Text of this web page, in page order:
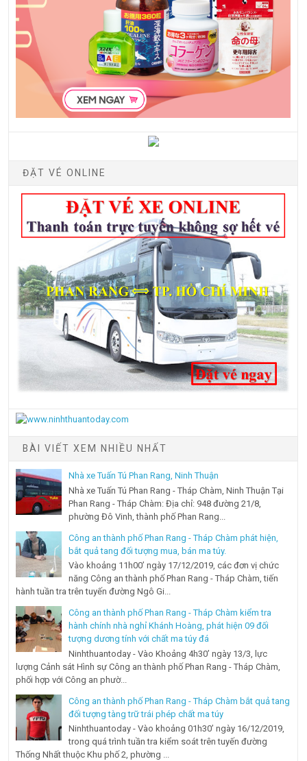
ĐẶT VÉ ONLINE
BÀI VIẾT XEM NHIỀU NHẤT
Nhà xe Tuấn Tú Phan Rang, Ninh Thuận
Nhà xe Tuấn Tú Phan Rang - Tháp Chàm, Ninh Thuận Tại
Phan Rang - Tháp Chàm: Địa chỉ: 948 đường 21/8,
phường Đô Vinh, thành phố Phan Rang...
Công an thành phố Phan Rang - Tháp Chàm phát hiện,
bắt quả tang đối tượng mua, bán ma túy.
Vào khoảng 11h00’ ngày 17/12/2019, các đơn vị chức
năng Công an thành phố Phan Rang - Tháp Chàm, tiến
hành tuần tra trên tuyến đường Ngô Gi...
Công an thành phố Phan Rang - Tháp Chàm kiểm tra
hành chính nhà nghỉ Khánh Hoàng, phát hiện 09 đối
tượng dương tính với chất ma túy đá
Ninhthuantoday - Vào Khoảng 4h30’ ngày 13/3, lực
lượng Cảnh sát Hình sự Công an thành phố Phan Rang - Tháp Chàm,
phối hợp với Công an phườ...
Công an thành phố Phan Rang - Tháp Chàm bắt quả tang
đối tượng tàng trữ trái phép chất ma túy
Ninhthuantoday - Vào khoảng 01h30’ ngày 16/12/2019,
trong quá trình tuần tra kiểm soát trên tuyến đường
Thống Nhất thuộc Khu phố 2, phường ...